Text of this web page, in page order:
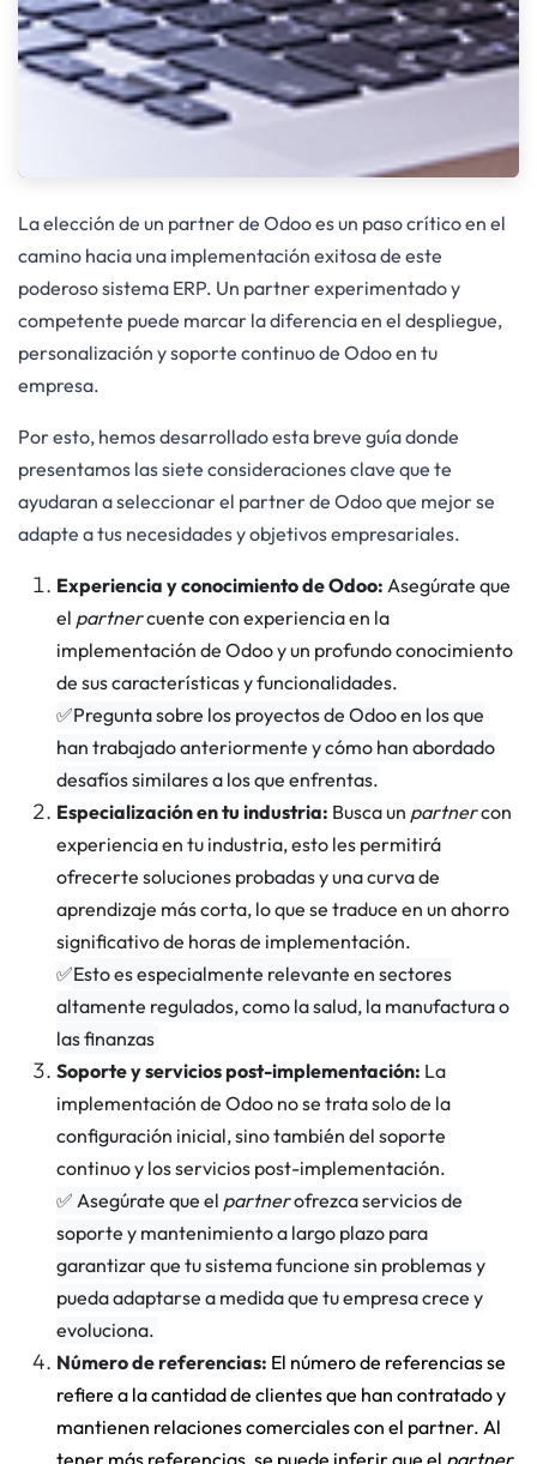
La elección de un partner de Odoo es un paso crítico en el
camino hacia una implementación exitosa de este
poderoso sistema ERP. Un partner experimentado y
competente puede marcar la diferencia en el despliegue,
personalización y soporte continuo de Odoo en tu
empresa.
Por esto, hemos desarrollado esta breve guía donde
presentamos las siete consideraciones clave que te
ayudaran a seleccionar el partner de Odoo que mejor se
adapte a tus necesidades y objetivos empresariales.
Experiencia y conocimiento de Odoo: Asegúrate que
el partnercuente con experiencia en la
implementación de Odoo y un profundo conocimiento
de sus características y funcionalidades.
✅Pregunta sobre los proyectos de Odoo en los que
han trabajado anteriormente y cómo han abordado
desafíos similares a los que enfrentas.
Especialización en tu industria: Busca un partnercon
experiencia en tu industria, esto les permitirá
ofrecerte soluciones probadas y una curva de
aprendizaje más corta, lo que se traduce en un ahorro
significativo de horas de implementación.
✅Esto es especialmente relevante en sectores
altamente regulados, como la salud, la manufactura o
las finanzas
Soporte y servicios post-implementación: La
implementación de Odoo no se trata solo de la
configuración inicial, sino también del soporte
continuo y los servicios post-implementación.
✅ Asegúrate que el partnerofrezca servicios de
soporte y mantenimiento a largo plazo para
garantizar que tu sistema funcione sin problemas y
pueda adaptarse a medida que tu empresa crece y
evoluciona.
Número de referencias: El número de referencias se
refiere a la cantidad de clientes que han contratado y
mantienen relaciones comerciales con el partner. Al
tener más referencias, se puede inferir que el partner